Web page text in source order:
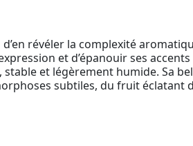
révéler la complexité
et d’épanouir ses accents
et légèrement humide. Sa
subtiles, du fruit éclatant